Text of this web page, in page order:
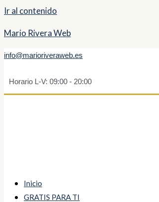
Ir al contenido
Mario Rivera Web
info@marioriveraweb.es
Horario L-V: 09:00 - 20:00
Inicio
GRATIS PARA TI